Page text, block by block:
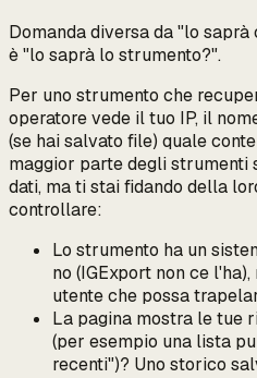
Domanda diversa da "lo
è "lo saprà lo strumento?".
Per uno strumento che
operatore vede il tuo IP, il
(se hai salvato file) quale
maggior parte degli strumenti
dati, ma ti stai fidando della
controllare:
Lo strumento ha un
no (IGExport non ce
utente che possa
La pagina mostra le tue
(per esempio una lista
recenti")? Uno storico